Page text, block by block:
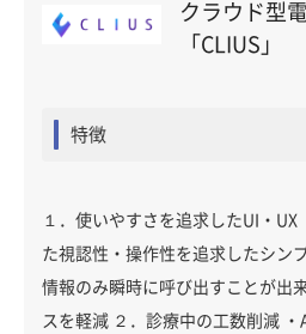
クラウド型
「CLIUS」
特徴
１．使いやすさを追求したUI・
た視認性・操作性を追求したシン
情報のみ瞬時に呼び出すことが出
スを軽減 ２．診療中の工数削減 ・